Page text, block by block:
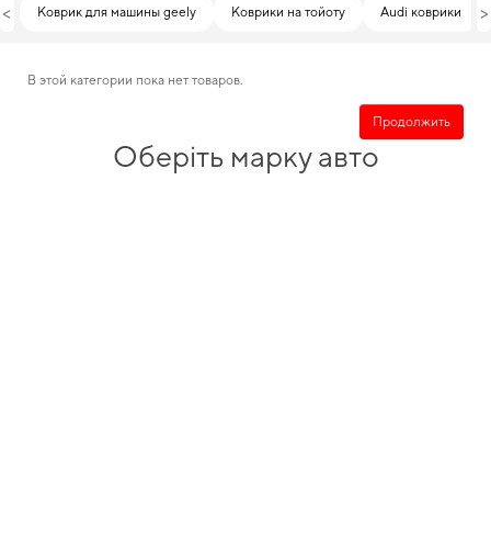
< Коврик для машины geely Коврики на тойоту Audi коврики >
В этой категории пока нет товаров.
Продолжить